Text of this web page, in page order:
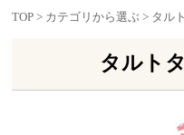
TOP > カテゴリから選ぶ > タル
タルト